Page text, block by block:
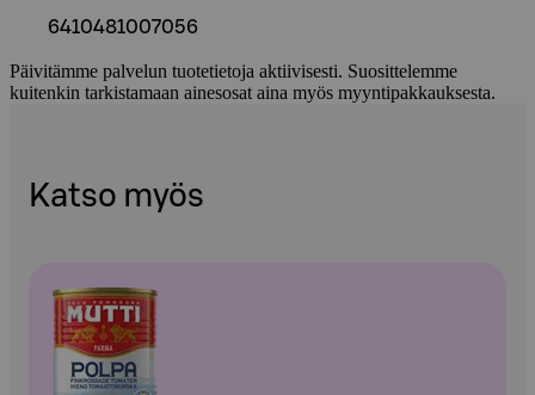
6410481007056
Päivitämme palvelun tuotetietoja aktiivisesti. Suosittelemme
kuitenkin tarkistamaan ainesosat aina myös myyntipakkauksesta.
Katso myös